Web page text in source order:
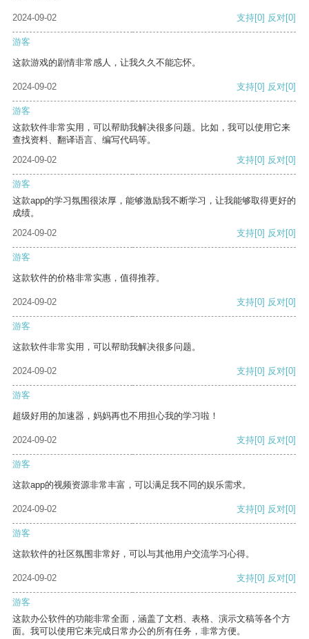
2024-09-02 支持[0] 反对[0]
游客
这款游戏的剧情非常感人，让我久久不能忘怀。
2024-09-02 支持[0] 反对[0]
游客
这款软件非常实用，可以帮助我解决很多问题。比如，我可以使用它来
查找资料、翻译语言、编写代码等。
2024-09-02
支持[0] 反对[0]
游客
这款app的学习氛围很浓厚，能够激励我不断学习，让我能够取得更好的
成绩。
2024-09-02
支持[0] 反对[0]
游客
这款软件的价格非常实惠，值得推荐。
2024-09-02 支持[0] 反对[0]
游客
这款软件非常实用，可以帮助我解决很多问题。
2024-09-02 支持[0] 反对[0]
游客
超级好用的加速器，妈妈再也不用担心我的学习啦！
2024-09-02 支持[0] 反对[0]
游客
这款app的视频资源非常丰富，可以满足我不同的娱乐需求。
2024-09-02 支持[0] 反对[0]
游客
这款软件的社区氛围非常好，可以与其他用户交流学习心得。
2024-09-02 支持[0] 反对[0]
游客
这款办公软件的功能非常全面，涵盖了文档、表格、演示文稿等各个方
面。我可以使用它来完成日常办公的所有任务，非常方便。